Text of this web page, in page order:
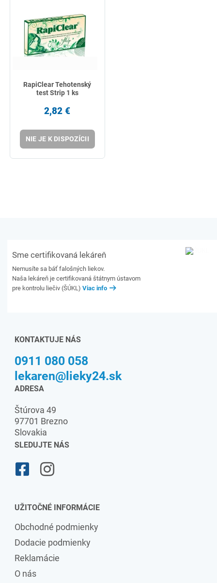
RapiClear Tehotenský
test Strip 1 ks
2,82 €
NIE JE K DISPOZÍCII
Sme certifikovaná lekáreň
Nemusíte sa báť falošných liekov.
Naša lekáreň je certifikovaná štátnym ústavom
pre kontrolu liečiv (ŠÚKL) Viac info
KONTAKTUJE NÁS
0911 080 058
lekaren@lieky24.sk
ADRESA
Štúrova 49
97701 Brezno
Slovakia
SLEDUJTE NÁS
UŽITOČNÉ INFORMÁCIE
Obchodné podmienky
Dodacie podmienky
Reklamácie
O nás